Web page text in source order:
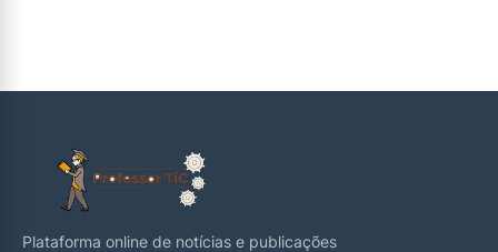
Plataforma online de notícias e publicações